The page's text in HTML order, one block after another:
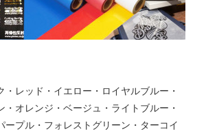
・レッド・イエロー・ロイヤルブルー・
・オレンジ・ベージュ・ライトブルー・
ープル・フォレストグリーン・ターコイ